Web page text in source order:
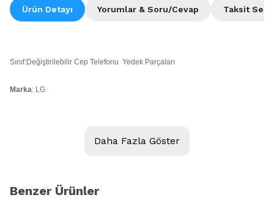
Ürün Detayı Taksit
Yorumlar & Soru/Cevap
Sınıf:Değiştirilebilir Cep Telefonu Yedek Parçaları
Marka: LG
Daha Fazla Göster
Benzer Ürünler